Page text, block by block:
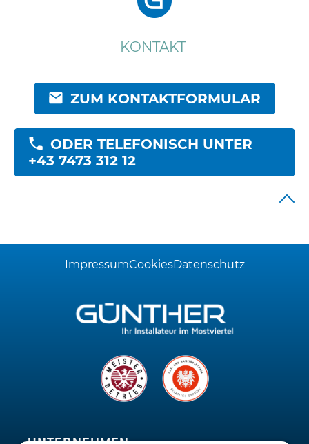
KONTAKT
ZUM KONTAKTFORMULAR
ODER TELEFONISCH UNTER
+43 7473 312 12
ImpressumCookiesDatenschutz